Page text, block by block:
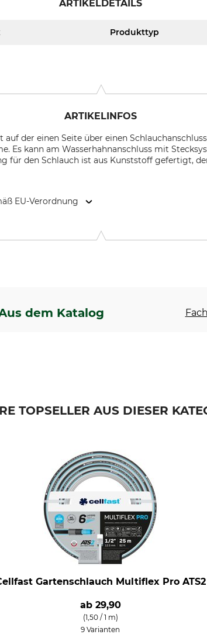
ARTIKELDETAILS
Produkttyp
ARTIKELINFOS
der einen Seite über einen
Es kann am Wasserhahnanschluss mit
für den Schlauch ist aus Kunststoff gefertigt,
EU-Verordnung
dem Katalog
TOPSELLER AUS DIESER
Gartenschlauch Multiflex Pro ATS2
ab 29,90
(1,50 / 1 m)
9 Varianten